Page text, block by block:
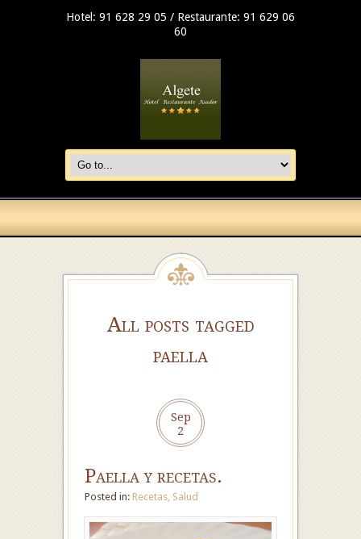
Hotel: 91 628 29 05 / Restaurante: 91 629 06
60
All posts tagged
paella
Sep
2
Paella y recetas.
Posted in: Recetas, Salud